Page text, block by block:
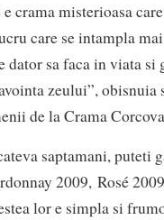
e crama misterioasa
care se intampla
dator sa faca in viata
zeului”,
de la Crama
saptamani, puteti
2009, Rosé
lor e simpla si